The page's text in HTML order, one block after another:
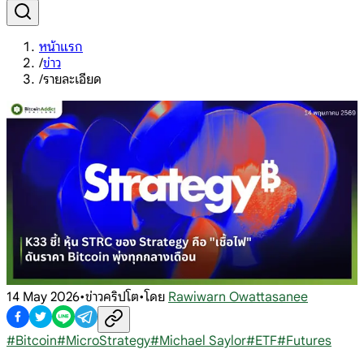
หน้าแรก
/ข่าว
/รายละเอียด
14 May 2026•ข่าวคริปโต•โดย Rawiwarn Owattasanee
#Bitcoin#MicroStrategy#Michael Saylor#ETF#Futures